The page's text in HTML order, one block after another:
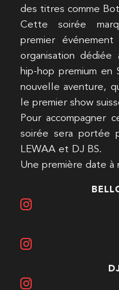
des titres comme
Cette soirée
premier
organisation dédiée
hip-hop premium en
nouvelle aventure,
le premier show
Pour accompagner
soirée sera portée
LEWAA et DJ BS.
Une première date à